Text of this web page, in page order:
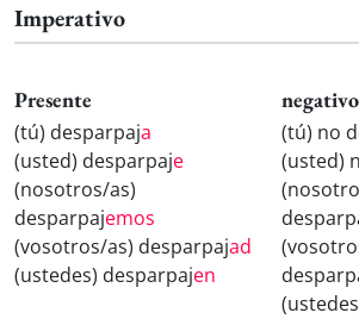
Imperativo
Presente
(tú) desparpaja
(usted) desparpaje
(nosotros/as)
desparpajemos
(vosotros/as) desparpajad
(ustedes) desparpajen
negativo
(tú) no
(usted)